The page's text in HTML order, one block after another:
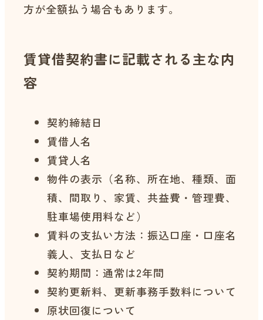
方が全額払う場合もあります。
賃貸借契約書に記載される主な内
容
契約締結日
賃借人名
賃貸人名
物件の表示（名称、所在地、種類、面
積、間取り、家賃、共益費・管理費、
駐車場使用料など）
賃料の支払い方法：振込口座・口座名
義人、支払日など
契約期間：通常は2年間
契約更新料、更新事務手数料について
原状回復について